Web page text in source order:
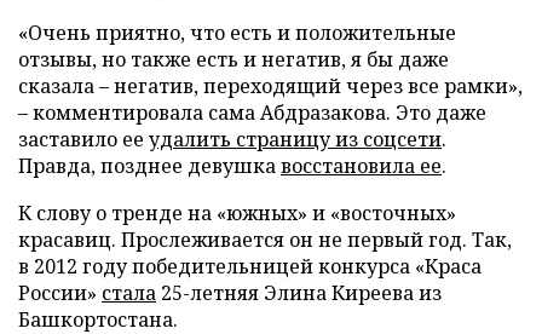
«Очень приятно, что есть и положительные
отзывы, но также есть и негатив, я бы даже
сказала – негатив, переходящий через все рамки»,
– комментировала сама Абдразакова. Это даже
заставило ее удалить страницу из соцсети.
Правда, позднее девушкавосстановила ее.
К слову о тренде на «южных» и «восточных»
красавиц. Прослеживается он не первый год. Так,
в 2012 году победительницей конкурса «Краса
России» стала 25-летняя Элина Киреева из
Башкортостана.